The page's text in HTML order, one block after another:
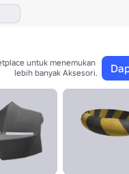
untuk menemukan
lebih banyak Aksesori.